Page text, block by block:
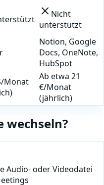
Nicht
unterstützt
Notion, Google
Docs, OneNote,
HubSpot
Monat
Ab etwa 21
€/Monat
(jährlich)
wechseln?
Audio- oder Videodatei